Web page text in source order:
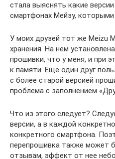
стала выяснять какие
смартфонах Мейзу,
У моих друзей тот же Meizu
хранения. На нем
прошивки, что у меня, и при
к памяти. Еще один друг
с более старой версией
проблема с заполнением
Что из этого следует?
версии, а в каждой
конкретного смартфона.
перепрошивка также может
отзывам, эффект от нее